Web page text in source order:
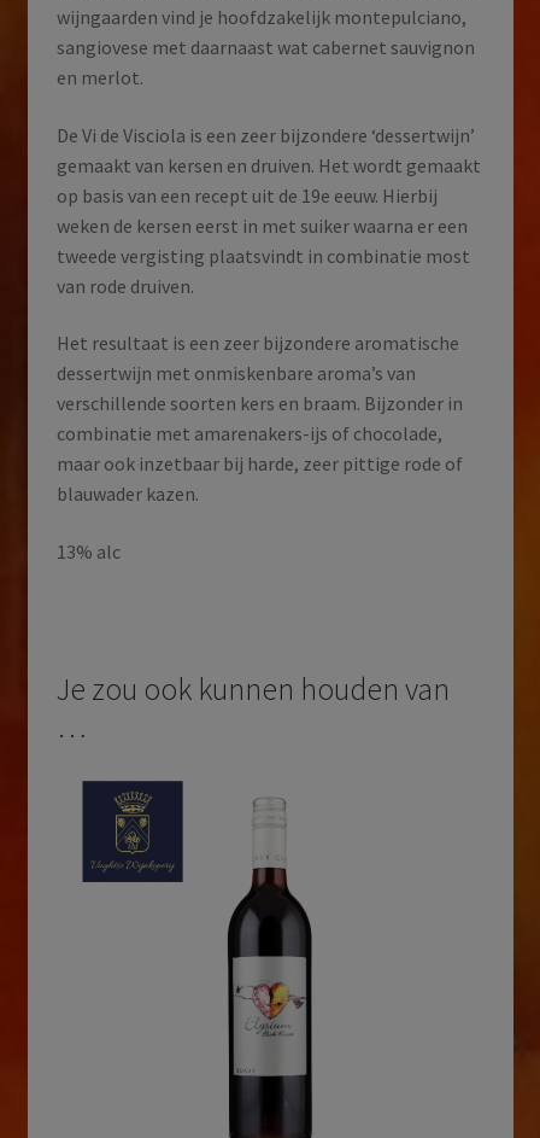
wijngaarden vind je hoofdzakelijk montepulciano,
sangiovese met daarnaast wat cabernet sauvignon
en merlot.
De Vi de Visciola is een zeer bijzondere ‘dessertwijn’
gemaakt van kersen en druiven. Het wordt gemaakt
op basis van een recept uit de 19e eeuw. Hierbij
weken de kersen eerst in met suiker waarna er een
tweede vergisting plaatsvindt in combinatie most
van rode druiven.
Het resultaat is een zeer bijzondere aromatische
dessertwijn met onmiskenbare aroma’s van
verschillende soorten kers en braam. Bijzonder in
combinatie met amarenakers-ijs of chocolade,
maar ook inzetbaar bij harde, zeer pittige rode of
blauwader kazen.
13% alc
Je zou ook kunnen houden van
…